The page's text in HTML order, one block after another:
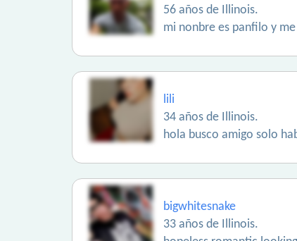
56 años de Illinois.
mi nonbre es panfilo y
lili
34 años de Illinois.
hola busco amigo solo
bigwhitesnake
33 años de Illinois.